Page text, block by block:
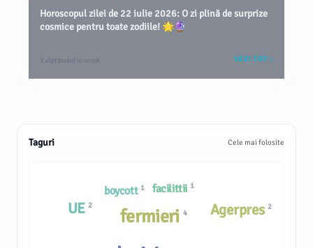
Horoscopul zilei de 22 iulie 2026: O zi plină de surprize
cosmice pentru toate zodiile! 🌟🔮
2 săptămâni în urmă VEZI TOT
Taguri Cele mai folosite
facilittii 1
Agerpres 2
UE 2
boycott 1
fermieri4